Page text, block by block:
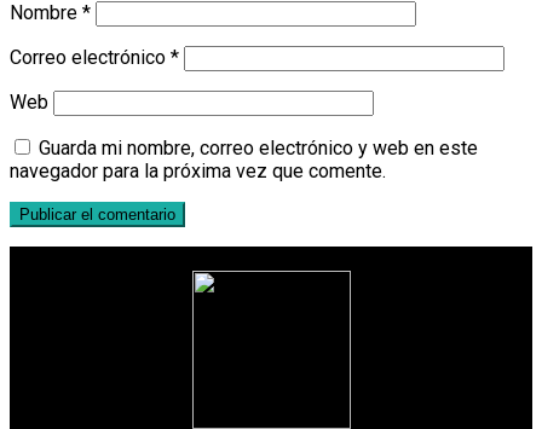
Nombre *
Correo electrónico *
Web
Guarda mi nombre, correo electrónico y web en este
navegador para la próxima vez que comente.